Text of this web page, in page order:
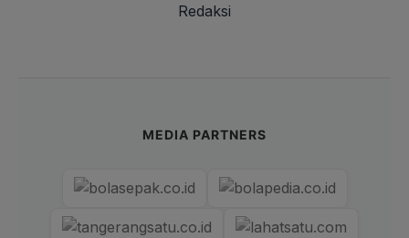
Redaksi
MEDIA PARTNERS